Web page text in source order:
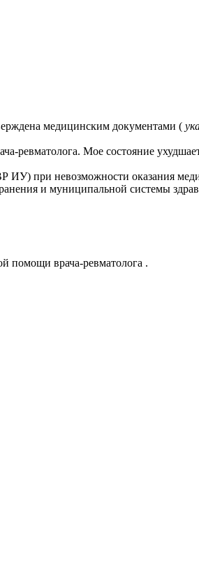
медицинским документами (
ревматолога. Мое состояние
ИУ) при невозможности оказания
и муниципальной системы
помощи врача-ревматолога .